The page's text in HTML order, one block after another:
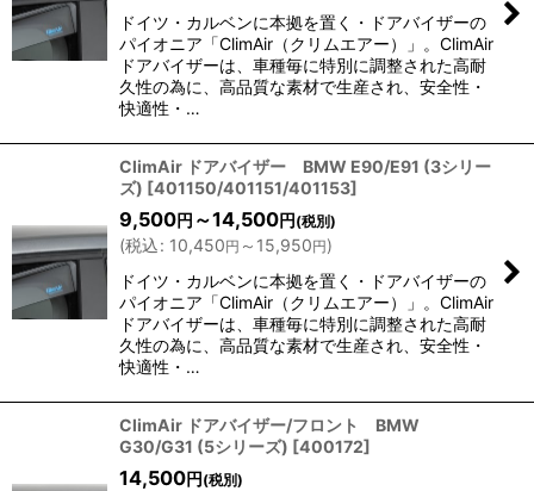
ドイツ・カルベンに本拠を置く・ドアバイザーの
パイオニア「ClimAir（クリムエアー）」。ClimAir
ドアバイザーは、車種毎に特別に調整された高耐
久性の為に、高品質な素材で生産され、安全性・
快適性・…
ClimAir ドアバイザー BMW E90/E91 (3シリー
ズ) [401150/401151/401153]
9,500円 ～14,500円 (税別)
(税込: 10,450円 ～15,950円)
ドイツ・カルベンに本拠を置く・ドアバイザーの
パイオニア「ClimAir（クリムエアー）」。ClimAir
ドアバイザーは、車種毎に特別に調整された高耐
久性の為に、高品質な素材で生産され、安全性・
快適性・…
ClimAir ドアバイザー/フロント BMW
G30/G31 (5シリーズ) [400172]
14,500円 (税別)